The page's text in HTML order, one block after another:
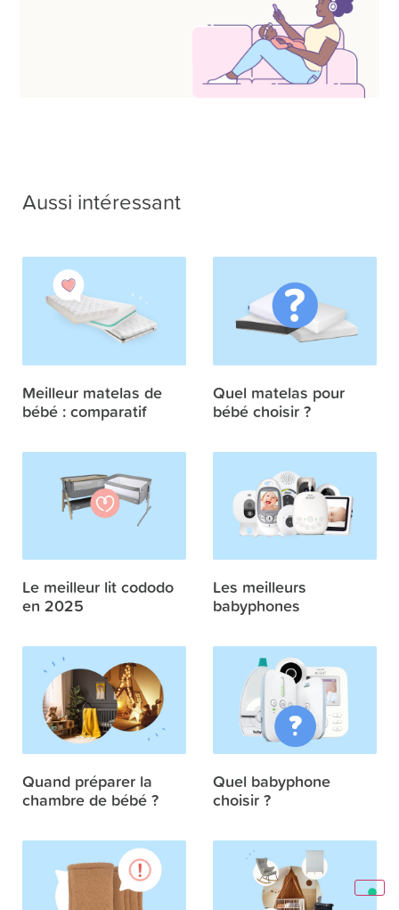
Aussi intéressant
Meilleur matelas de
bébé : comparatif
Quel matelas pour
bébé choisir ?
Le meilleur lit cododo
en 2025
Les meilleurs
babyphones
Quand préparer la
chambre de bébé ?
Quel babyphone
choisir ?